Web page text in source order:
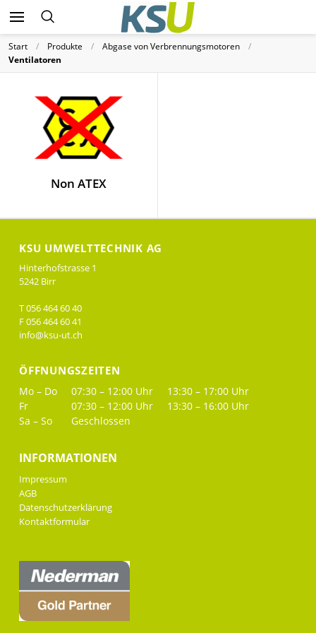
Start Produkte
Abgase von Verbrennungsmotoren
Ventilatoren
Non ATEX
KSU UMWELTTECHNIK AG
Hinterhofstrasse 1
5242 Birr
T 056 464 60 40
F 056 464 60 41
info@ksu-ut.ch
ÖFFNUNGSZEITEN
Mo – Do 07:30 – 12:00 Uhr
13:30 – 17:00 Uhr
Fr
07:30 – 12:00 Uhr
13:30 – 16:00 Uhr
Sa – So
Geschlossen
INFORMATIONEN
Impressum
AGB
Datenschutzerklärung
Kontaktformular